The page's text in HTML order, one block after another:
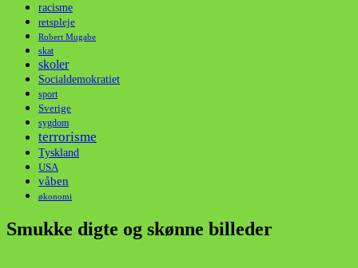
racisme
retspleje
Robert Mugabe
skat
skoler
Socialdemokratiet
sport
Sverige
sygdom
terrorisme
Tyskland
USA
våben
økonomi
Smukke digte og skønne billeder